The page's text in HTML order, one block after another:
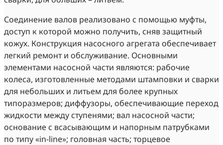
Соединение валов реализовано с помощью муфты,
доступ к которой можно получить, сняв защитный
кожух. Конструкция насосного агрегата обеспечивает
легкий ремонт и обслуживание. Основными
элементами насосной части являются: рабочие
колеса, изготовленные методами штамповки и сварки
для небольших и литьем для более крупных
типоразмеров; диффузоры, обеспечивающие переход
жидкости между ступенями; вал насосной части;
основание с всасывающим и напорным патрубками
по типу «in-line»; головная часть; торцевое